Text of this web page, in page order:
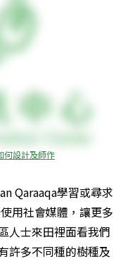
何設計及師作
Qaraaqa學習或尋求
用社會媒體，讓更多
人士來田裡面看我們
許多不同種的樹種及